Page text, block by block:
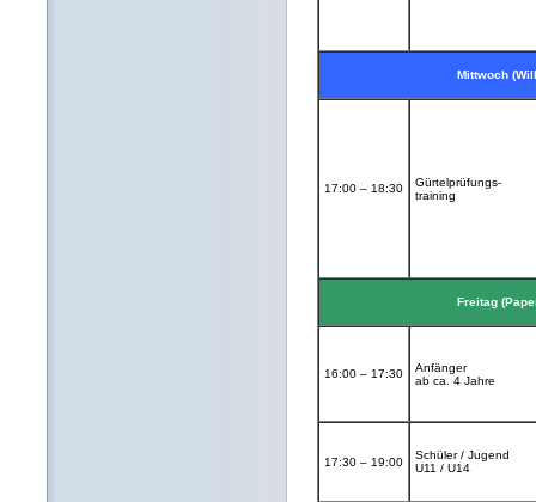
Mittwoch
17:00 – 18:30
Gürtelprüfungs-
training
Freitag
16:00 – 17:30
Anfänger
ab ca. 4 Jahre
17:30 – 19:00
Schüler / Jugend
U11 / U14